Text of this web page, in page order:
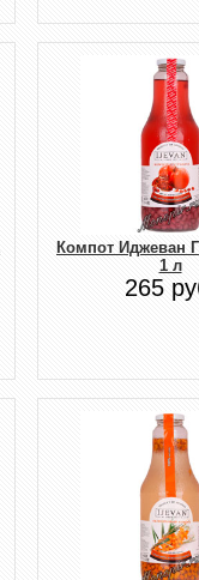
Компот Иджеван
1 л
265